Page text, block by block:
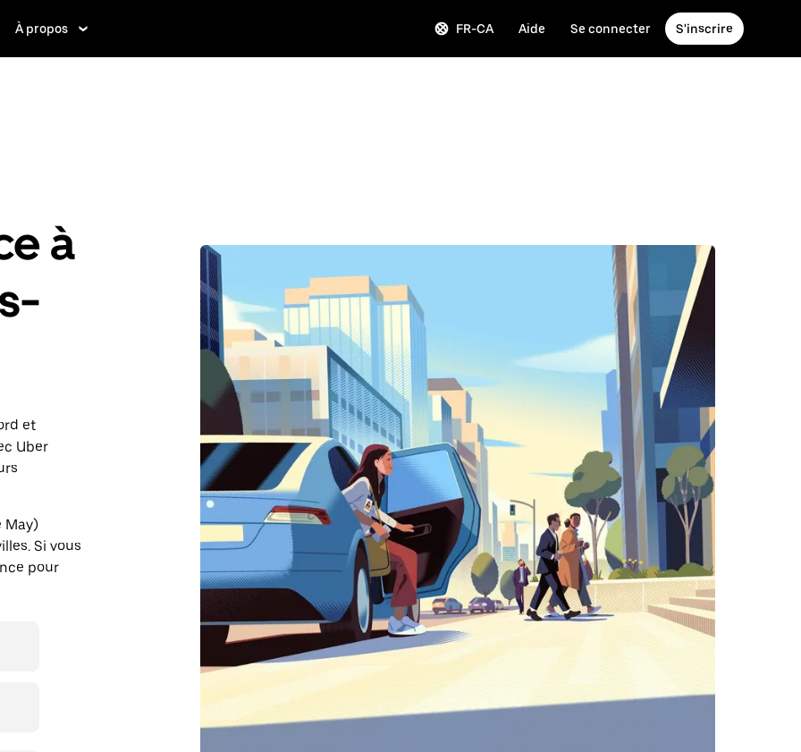
À propos FR-CA Aide Se connecter S'inscrire
à
et
Uber
May)
Si vous
pour